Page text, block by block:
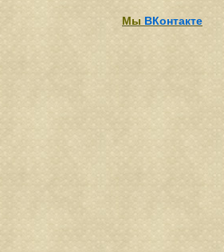
Мы ВКонтакте